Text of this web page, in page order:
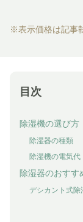
※表示価格は記事
目次
除湿機の選び方
除湿器の種類
除湿機の電気代
除湿器のおすす
デシカント式除